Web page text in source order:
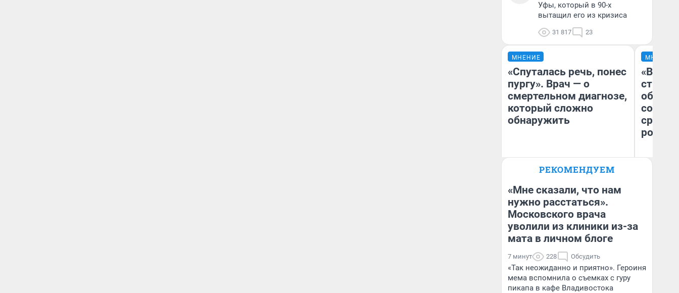
Уфы, который в 90-х
вытащил его из кризиса
31 817 23
МНЕНИЕ
«Спуталась речь, понес
пургу». Врач — о
смертельном диагнозе,
который сложно
обнаружить
Главврач клиники
Волковой»
МНЕНИЕ
«В
РЕКОМЕНДУЕМ
«Мне сказали, что нам
нужно расстаться».
Московского врача
уволили из клиники из-за
мата в личном блоге
7 минут 228 Обсудить
«Так неожиданно и приятно». Героиня
мема вспомнила о съемках с гуру
пикапа в кафе Владивостока